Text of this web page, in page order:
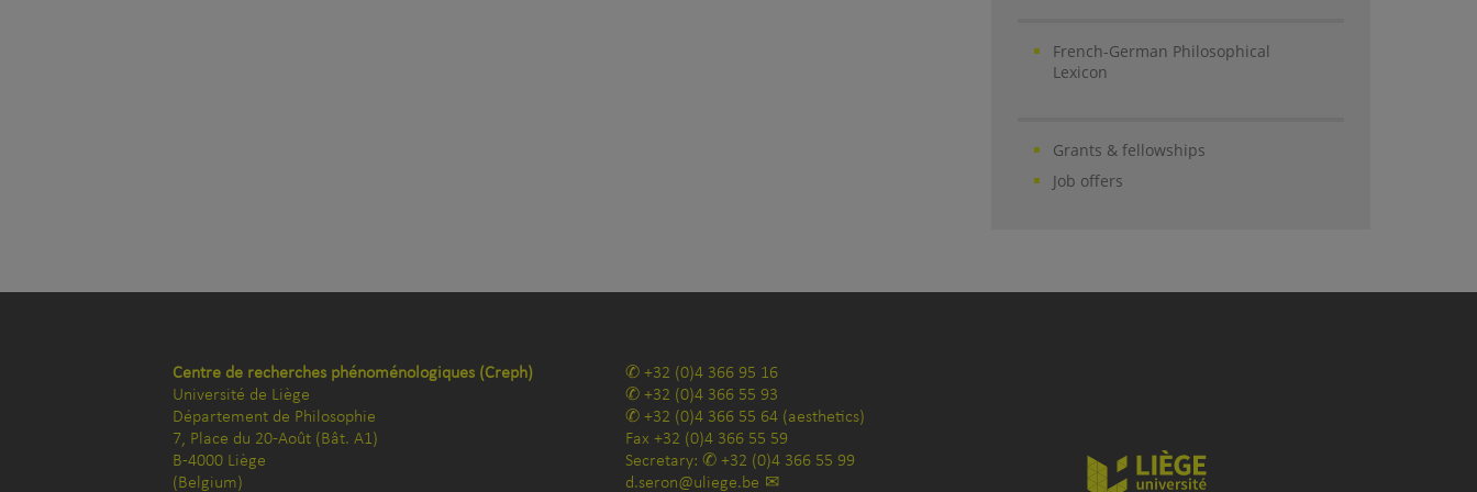
French-German Philosophical
Lexicon
Grants & fellowships
Job offers
Centre de recherches phénoménologiques (Creph)
Université de Liège
Département de Philosophie
7, Place du 20-Août (Bât. A1)
B-4000 Liège
(Belgium)
+32 (0)4 366 95 16
+32 (0)4 366 55 93
+32 (0)4 366 55 64 (aesthetics)
Fax +32 (0)4 366 55 59
Secretary:
+32 (0)4 366 55 99
d.seron@uliege.be